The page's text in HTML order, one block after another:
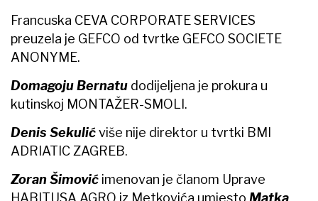
Francuska CEVA CORPORATE SERVICES
preuzela je GEFCO od tvrtke GEFCO SOCIETE
ANONYME.
Domagoju Bernatu dodijeljena je prokura u
kutinskoj MONTAŽER-SMOLI.
Denis Sekulićviše nije direktor u tvrtki BMI
ADRIATIC ZAGREB.
Zoran Šimović imenovan je članom Uprave
HABITUSA AGRO iz Metkovića umjesto Matka